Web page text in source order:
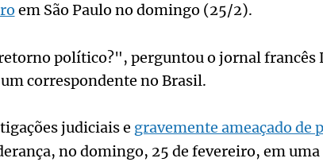
em São Paulo no domingo (25/2).
político?", perguntou o jornal francês
correspondente no Brasil.
judiciais e gravemente ameaçado de
no domingo, 25 de fevereiro, em uma